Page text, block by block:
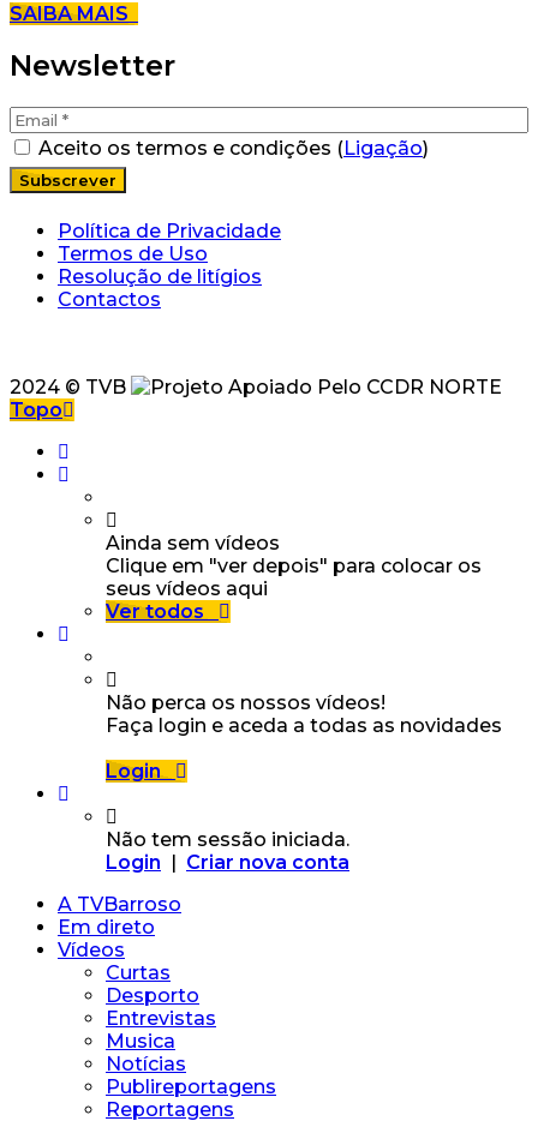
SAIBA MAIS
Newsletter
Aceito os termos e condições (Ligação)
Política de Privacidade
Termos de Uso
Resolução de litígios
Contactos
2024 © TVB
Topo
Ainda sem vídeos
Clique em "ver depois" para colocar os
seus vídeos aqui
Ver todos
Não perca os nossos vídeos!
Faça login e aceda a todas as novidades
Login
Não tem sessão iniciada.
Login
Criar nova conta
A TVBarroso
Em direto
Vídeos
Curtas
Desporto
Entrevistas
Musica
Notícias
Publireportagens
Reportagens